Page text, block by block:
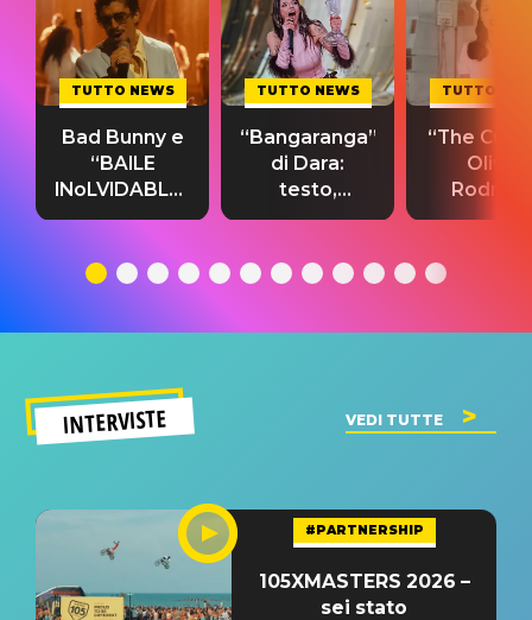
TUTTO NEWS
Bad Bunny e
“BAILE
INoLVIDABLE”:
testo,
significato
TUTTO NEWS
“Bangaranga”
di Dara:
testo,
traduzione e
del singolo
TUTTO
“The
Olivia
testo,
INTERVISTE VEDI TUTTE
#PARTNERSHIP
105XMASTERS 2026 –
sei stato